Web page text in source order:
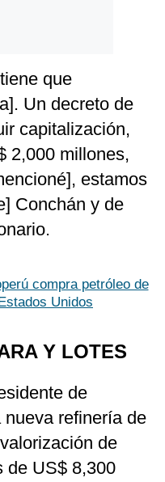
que
Un decreto de
capitalización,
2,000 millones,
estamos
Conchán y de
compra petróleo de
Unidos
Y LOTES
de
refinería de
de
de US$ 8,300